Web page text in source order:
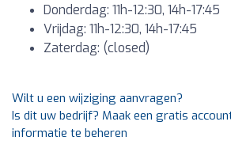
Donderdag: 11h-12:30, 14h-17:45
Vrijdag: 11h-12:30, 14h-17:45
Zaterdag: (closed)
Wilt u een wijziging aanvragen?
Is dit uw bedrijf? Maak een gratis
informatie te beheren